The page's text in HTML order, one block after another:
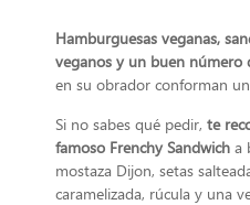
Hamburguesas veganas,
veganos y un buen número
en su obrador conforman
Si no sabes qué pedir, te
famoso Frenchy Sandwich a
mostaza Dijon, setas
caramelizada, rúcula y una